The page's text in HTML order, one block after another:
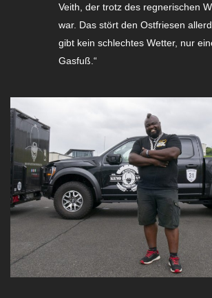
Veith, der trotz des regnerischen
war. Das stört den Ostfriesen
gibt kein schlechtes Wetter, nur
Gasfuß.“